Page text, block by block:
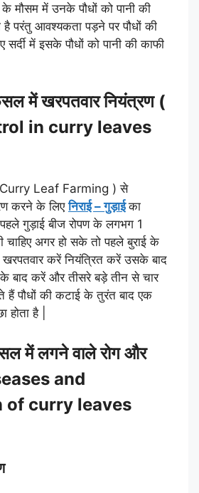
के मौसम में उनके पौधों को पानी की
है परंतु आवश्यकता पड़ने पर पौधों की
सर्दी में इसके पौधों को पानी की काफी
में खरपतवार नियंत्रण (
in curry leaves
Curry Leaf Farming ) से
करने के लिएनिराई – गुड़ाई का
पहले गुड़ाई बीज रोपण के लगभग 1
चाहिए अगर हो सके तो पहले बुराई के
खरपतवार करें नियंत्रित करें उसके बाद
के बाद करें और तीसरे बड़े तीन से चार
हैं पौधों की कटाई के तुरंत बाद एक
होता है |
में लगने वाले रोग और
and
of curry leaves